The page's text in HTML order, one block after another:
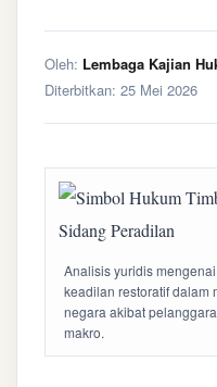
Oleh: Lembaga Kajian
Diterbitkan: 25 Mei 2026
Analisis yuridis
keadilan restoratif dalam
negara akibat
makro.